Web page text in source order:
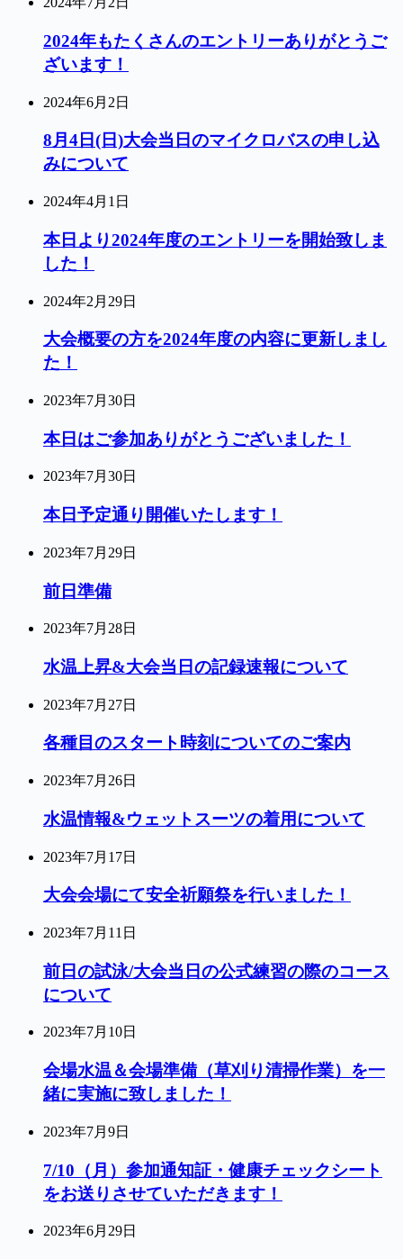
2024年もたくさんのエントリーありがとうご
ざいます！
2024年6月2日
8月4日(日)大会当日のマイクロバスの申し込
みについて
2024年4月1日
本日より2024年度のエントリーを開始致しま
した！
2024年2月29日
大会概要の方を2024年度の内容に更新しまし
た！
2023年7月30日
本日はご参加ありがとうございました！
2023年7月30日
本日予定通り開催いたします！
2023年7月29日
前日準備
2023年7月28日
水温上昇&大会当日の記録速報について
2023年7月27日
各種目のスタート時刻についてのご案内
2023年7月26日
水温情報&ウェットスーツの着用について
2023年7月17日
大会会場にて安全祈願祭を行いました！
2023年7月11日
前日の試泳/大会当日の公式練習の際のコース
について
2023年7月10日
会場水温＆会場準備（草刈り清掃作業）を一
緒に実施に致しました！
2023年7月9日
7/10（月）参加通知証・健康チェックシート
をお送りさせていただきます！
2023年6月29日